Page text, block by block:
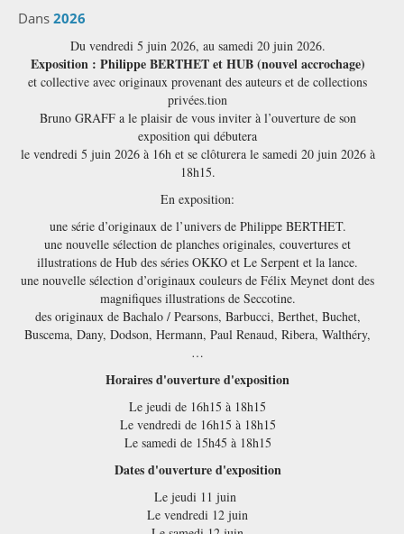
Dans 2026
Du vendredi 5 juin 2026, au samedi 20 juin 2026.
Exposition : Philippe BERTHET et HUB (nouvel accrochage)
et collective avec originaux provenant des auteurs et de collections
privées.tion
Bruno GRAFF a le plaisir de vous inviter à l’ouverture de son
exposition qui débutera
le vendredi 5 juin 2026 à 16h et se clôturera le samedi 20 juin 2026 à
18h15.
En exposition:
une série d’originaux de l’univers de Philippe BERTHET.
une nouvelle sélection de planches originales, couvertures et
illustrations de Hub des séries OKKO et Le Serpent et la lance.
une nouvelle sélection d’originaux couleurs de Félix Meynet dont des
magnifiques illustrations de Seccotine.
des originaux de Bachalo / Pearsons, Barbucci, Berthet, Buchet,
Buscema, Dany, Dodson, Hermann, Paul Renaud, Ribera, Walthéry,
…
Horaires d'ouverture d'exposition
Le jeudi de 16h15 à 18h15
Le vendredi de 16h15 à 18h15
Le samedi de 15h45 à 18h15
Dates d'ouverture d'exposition
Le jeudi 11 juin
Le vendredi 12 juin